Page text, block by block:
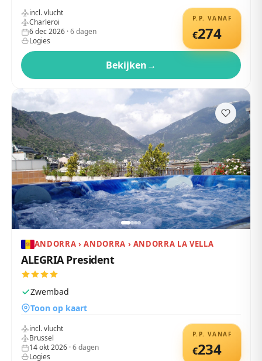
P.P. VANAF
€274
incl. vlucht
Charleroi
6 dec 2026 ·6dagen
Logies
Bekijken→
ANDORRA › ANDORRA › ANDORRA LA VELLA
ALEGRIA President
Zwembad
Toon op kaart
P.P. VANAF
€234
incl. vlucht
Brussel
14 okt 2026 ·6dagen
Logies